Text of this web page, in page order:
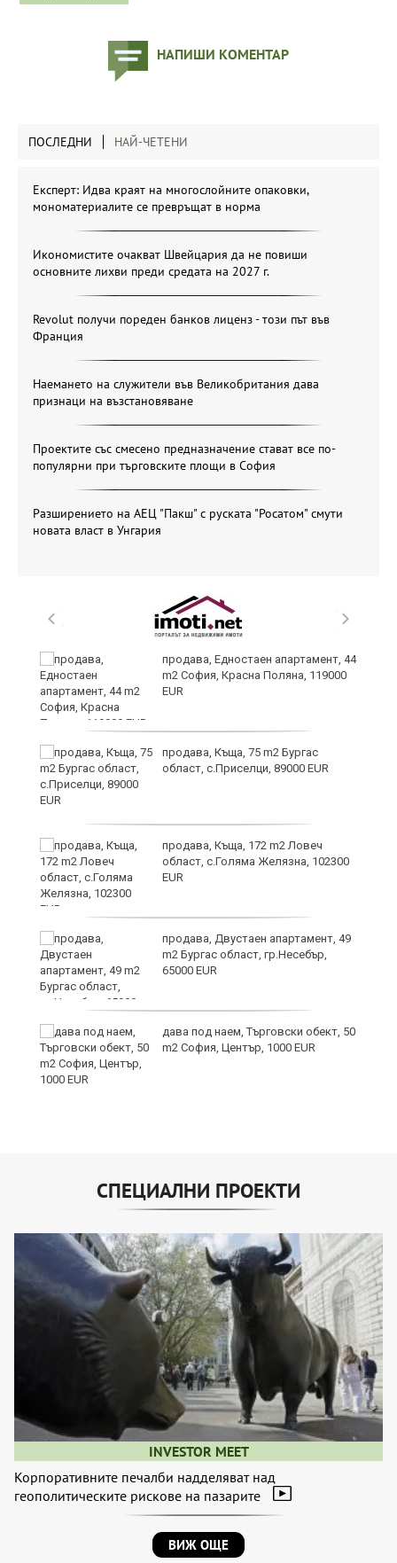
НАПИШИ КОМЕНТАР
ПОСЛЕДНИ НАЙ-ЧЕТЕНИ
Експерт: Идва краят на многослойните опаковки,
мономатериалите се превръщат в норма
Икономистите очакват Швейцария да не повиши
основните лихви преди средата на 2027 г.
Revolut получи пореден банков лиценз - този път във
Франция
Наемането на служители във Великобритания дава
признаци на възстановяване
Проектите със смесено предназначение стават все по-
популярни при търговските площи в София
Разширението на АЕЦ "Пакш" с руската "Росатом" смути
новата власт в Унгария
продава, Едностаен апартамент, 44
m2 София, Красна Поляна, 119000
EUR
продава, Къща, 75 m2 Бургас
област, с.Приселци, 89000 EUR
продава, Къща, 172 m2 Ловеч
област, с.Голяма Желязна, 102300
EUR
продава, Двустаен апартамент, 49
m2 Бургас област, гр.Несебър,
65000 EUR
дава под наем, Търговски обект, 50
m2 София, Център, 1000 EUR
СПЕЦИАЛНИ ПРОЕКТИ
INVESTOR MEET
Корпоративните печалби надделяват над
геополитическите рискове на пазарите
ВИЖ ОЩЕ